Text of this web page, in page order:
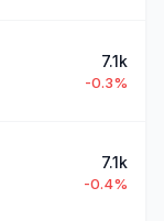
7.1k
-0.3%
7.1k
-0.4%